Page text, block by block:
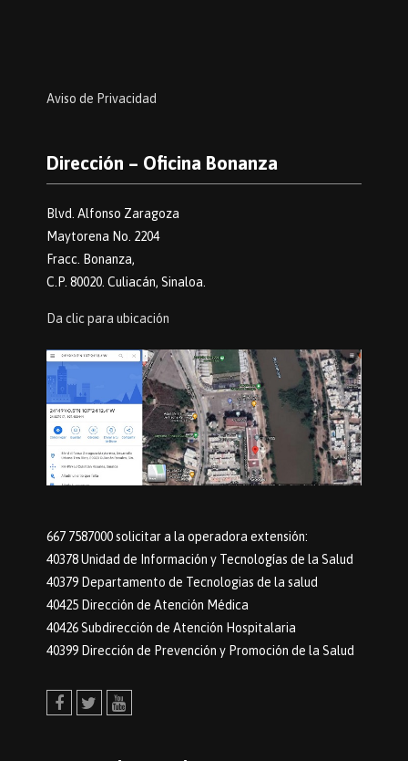
Aviso de Privacidad
Dirección – Oficina Bonanza
Blvd. Alfonso Zaragoza
Maytorena No. 2204
Fracc. Bonanza,
C.P. 80020. Culiacán, Sinaloa.
Da clic para ubicación
667 7587000 solicitar a la operadora extensión:
40378 Unidad de Información y Tecnologías de la Salud
40379 Departamento de Tecnologias de la salud
40425 Dirección de Atención Médica
40426 Subdirección de Atención Hospitalaria
40399 Dirección de Prevención y Promoción de la Salud